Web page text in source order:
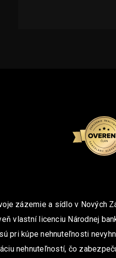
zázemie a sídlo v Nových
vlastní licenciu Národnej
pri kúpe nehnuteľnosti
nehnuteľností, čo